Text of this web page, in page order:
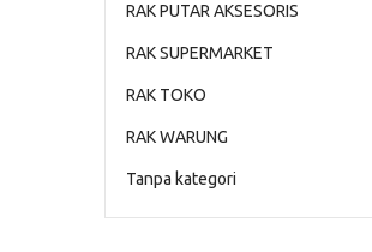
RAK PUTAR AKSESORIS
RAK SUPERMARKET
RAK TOKO
RAK WARUNG
Tanpa kategori